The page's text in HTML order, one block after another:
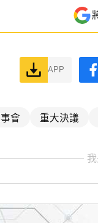
APP
會 重大決議